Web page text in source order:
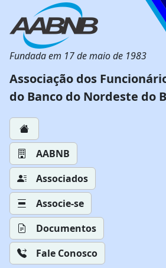
Fundada em 17 de maio de 1983
Associação dos
do Banco do Nordeste do
AABNB
Associados
Associe-se
Documentos
Fale Conosco